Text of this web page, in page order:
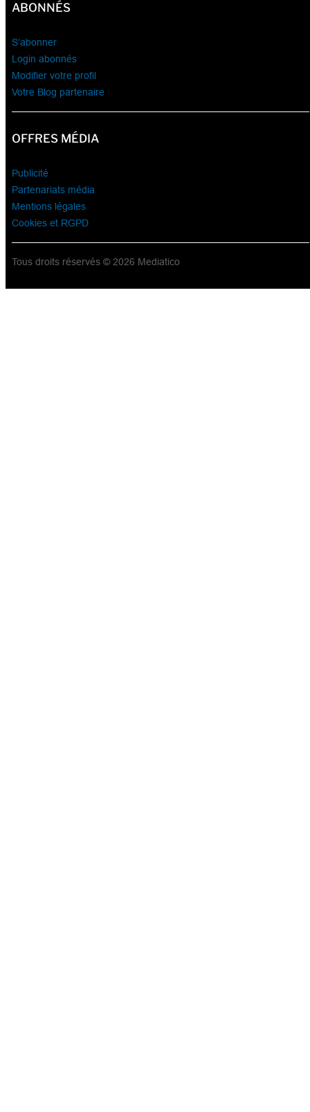
ABONNÉS
S’abonner
Login abonnés
Modifier votre profil
Votre Blog partenaire
OFFRES MÉDIA
Publicité
Partenariats média
Mentions légales
Cookies et RGPD
Tous droits réservés © 2026 Mediatico